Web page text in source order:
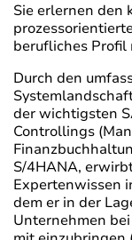
Sie erlernen den
berufliches Profil
Durch den
der wichtigsten
Controllings
S/4HANA,
Expertenwissen
dem er in der
Unternehmen